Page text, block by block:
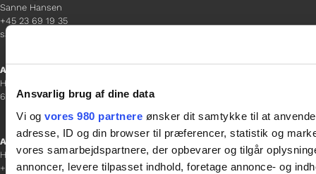
Ansvarlig brug af dine data
Vi og vores 980 partnere ønsker dit samtykke til at
adresse, ID og din browser til præferencer, statistik og
vores samarbejdspartnere, der opbevarer og tilgår
annoncer, levere tilpasset indhold, foretage annonce- og
Sanne Hansen
+45 23 69 19 35
sanne.h@gladfonden.dk
Aabenraa
H P Hanssens Gade 23, 2.
6200 Aabenraa
Afdelingschef
Helene Teichert
+45 29 37 32 41